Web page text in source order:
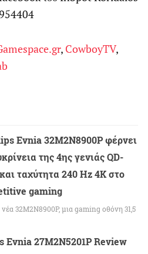
, CowboyTV,
Evnia 32M2N8900P φέρνει
της 4ης γενιάς QD-
ταχύτητα 240 Hz 4K στο
gaming
32M2N8900P, μια gaming οθόνη 31,5
Evnia 27M2N5201P Review